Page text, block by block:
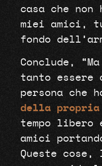
casa che non
miei amici,
fondo
Conclude,
tanto
persona che
della
tempo libero
amici
Queste